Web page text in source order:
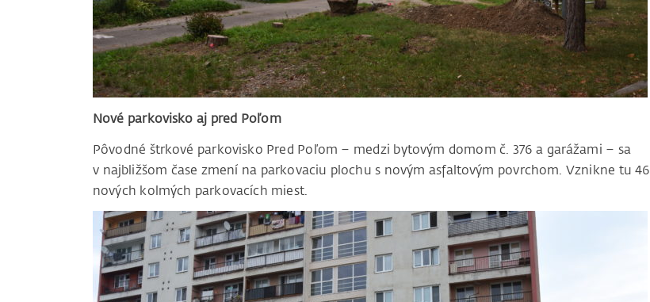
Nové parkovisko aj pred Poľom
Pôvodné štrkové parkovisko Pred Poľom – medzi bytovým domom č. 376 a garážami – sa
v najbližšom čase zmení na parkovaciu plochu s novým asfaltovým povrchom. Vznikne tu 46
nových kolmých parkovacích miest.